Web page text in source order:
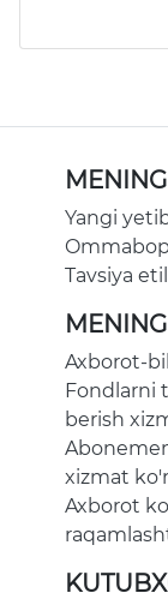
Yangi
Tavsiya
Axborot-
Fondlarni
berish
xizmat
Axborot